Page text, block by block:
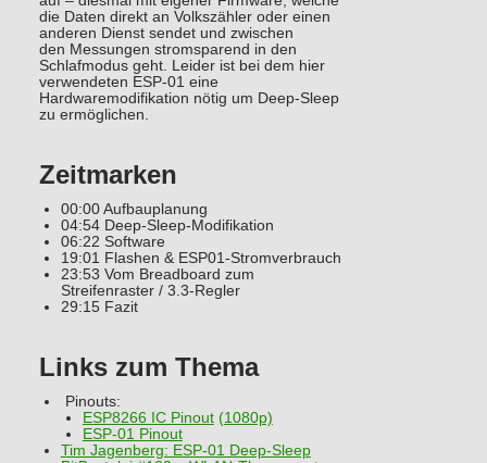
die Daten direkt an Volkszähler oder einen
anderen Dienst sendet und zwischen
den Messungen stromsparend in den
Schlafmodus geht. Leider ist bei dem hier
verwendeten ESP-01 eine
Hardwaremodifikation nötig um Deep-Sleep
zu ermöglichen.
Zeitmarken
00:00 Aufbauplanung
04:54 Deep-Sleep-Modifikation
06:22 Software
19:01 Flashen & ESP01-Stromverbrauch
23:53 Vom Breadboard zum
Streifenraster / 3.3-Regler
29:15 Fazit
Links zum Thema
Pinouts:
ESP8266 IC Pinout (1080p)
ESP-01 Pinout
Tim Jagenberg: ESP-01 Deep-Sleep